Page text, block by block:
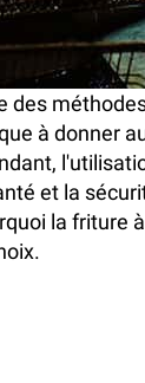
des
à donner
et la
la friture